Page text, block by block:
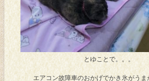
とゆことで。。。
エアコン故障車のおかげでかき氷がうま